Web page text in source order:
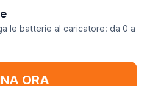
le batterie al caricatore: da 0 a
ORA